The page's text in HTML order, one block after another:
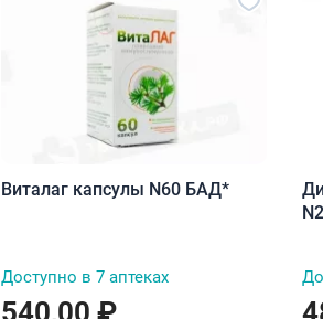
Виталаг капсулы N60 БАД*
Доступно в 7 аптеках
540,00 ₽